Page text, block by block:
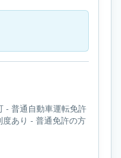
。
- 普通自動車運転免許
あり - 普通免許の方